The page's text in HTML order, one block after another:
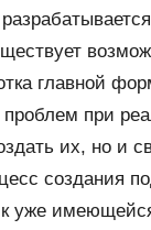
главной
при
их, но и
создания
уже